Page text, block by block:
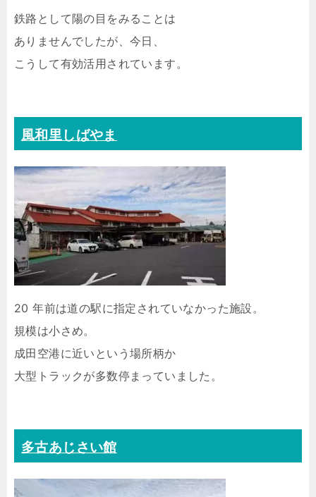
鉄路として陽の目をみることは
ありませんでしたが、今日、
こうして有効活用されています。
風和里しばやま
20 年前は道の駅に指定されていなかった施設。
規模は小さめ。
成田空港に近いという場所柄か
大型トラックが多数停まっていました。
多古あじさい館